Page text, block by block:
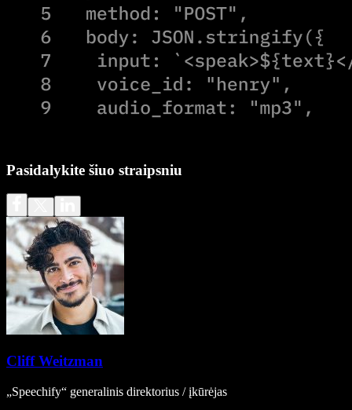
Pasidalykite šiuo straipsniu
Cliff Weitzman
„Speechify“ generalinis direktorius / įkūrėjas